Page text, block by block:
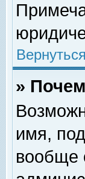
»
имя,
вообще